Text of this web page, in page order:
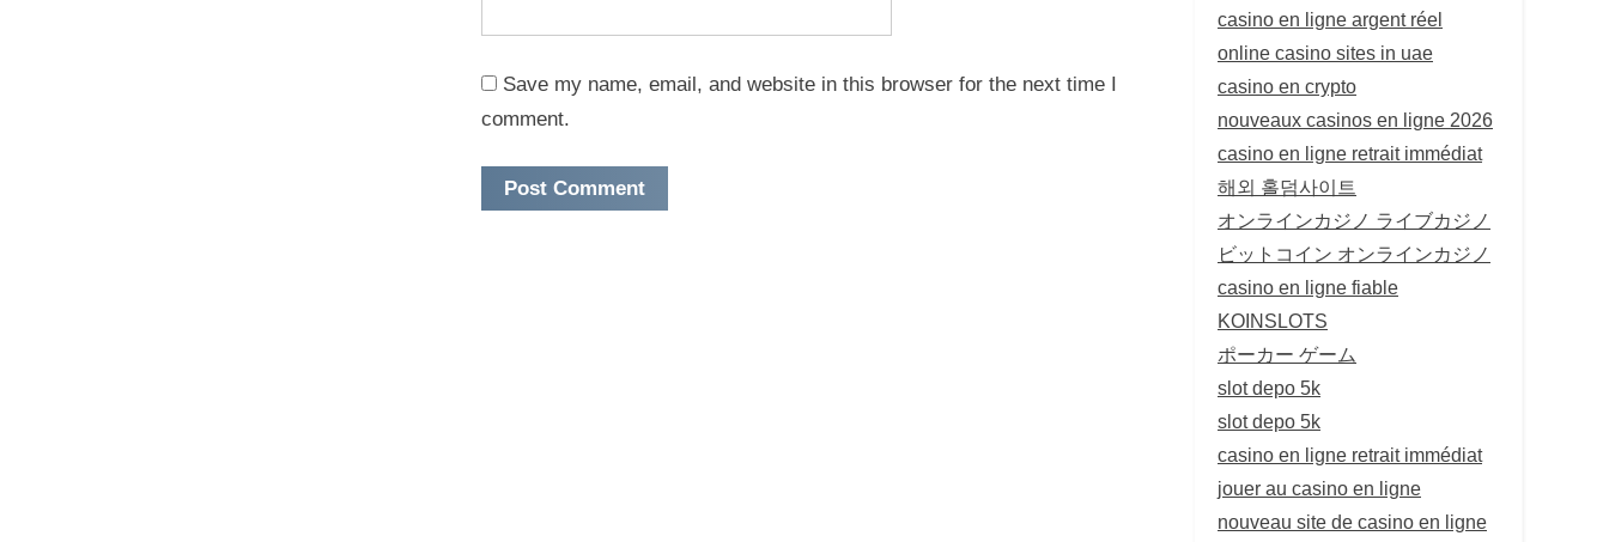
Save my name, email, and website in this browser for the next time I
comment.
casino en ligne argent réel
online casino sites in uae
casino en crypto
nouveaux casinos en ligne 2026
casino en ligne retrait immédiat
해외 홀덤사이트
オンラインカジノ ライブカジノ
ビットコイン オンラインカジノ
casino en ligne fiable
KOINSLOTS
ポーカー ゲーム
slot depo 5k
slot depo 5k
casino en ligne retrait immédiat
jouer au casino en ligne
nouveau site de casino en ligne